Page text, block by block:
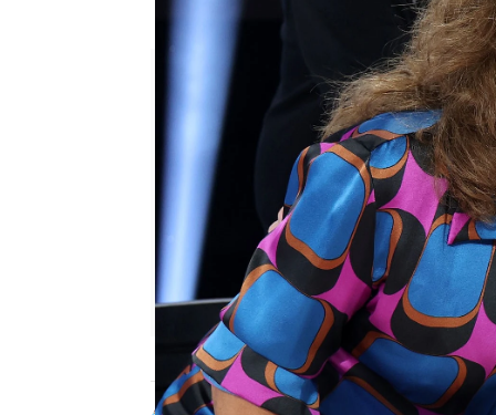
Así queda el ranking de
Alberto Mendo